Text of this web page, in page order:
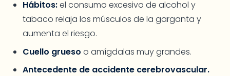
Hábitos:el consumo excesivo de alcohol y
tabaco relaja los músculos de la garganta y
aumenta el riesgo.
Cuello grueso o amígdalas muy grandes.
Antecedente de accidente cerebrovascular.